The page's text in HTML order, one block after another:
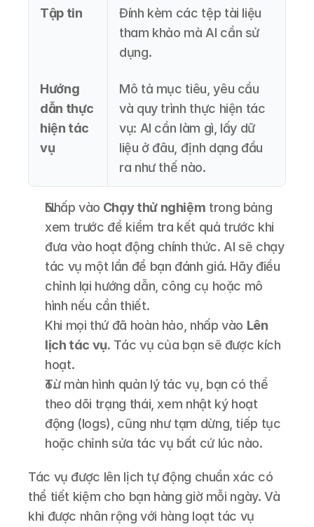
Tập tin
Đính kèm các tệp tài liệu
tham khảo mà AI cần sử
dụng.
Hướng
dẫn thực
hiện tác
vụ
Mô tả mục tiêu, yêu cầu
và quy trình thực hiện tác
vụ: AI cần làm gì, lấy dữ
liệu ở đâu, định dạng đầu
ra như thế nào.
Nhấp vào Chạy thử nghiệm trong bảng
xem trước để kiểm tra kết quả trước khi
đưa vào hoạt động chính thức. AI sẽ chạy
tác vụ một lần để bạn đánh giá. Hãy điều
chỉnh lại hướng dẫn, công cụ hoặc mô
hình nếu cần thiết.
Khi mọi thứ đã hoàn hảo, nhấp vào Lên
lịch tác vụ. Tác vụ của bạn sẽ được kích
hoạt.
Từ màn hình quản lý tác vụ, bạn có thể
theo dõi trạng thái, xem nhật ký hoạt
động (logs), cũng như tạm dừng, tiếp tục
hoặc chỉnh sửa tác vụ bất cứ lúc nào.
Tác vụ được lên lịch tự động chuẩn xác có
thể tiết kiệm cho bạn hàng giờ mỗi ngày. Và
khi được nhân rộng với hàng loạt tác vụ